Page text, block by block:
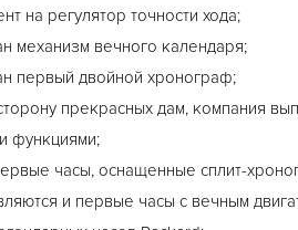
на регулятор точности хода;
механизм вечного календаря;
первый двойной хронограф;
прекрасных дам, компания
функциями;
часы, оснащенные сплит-
и первые часы с вечным